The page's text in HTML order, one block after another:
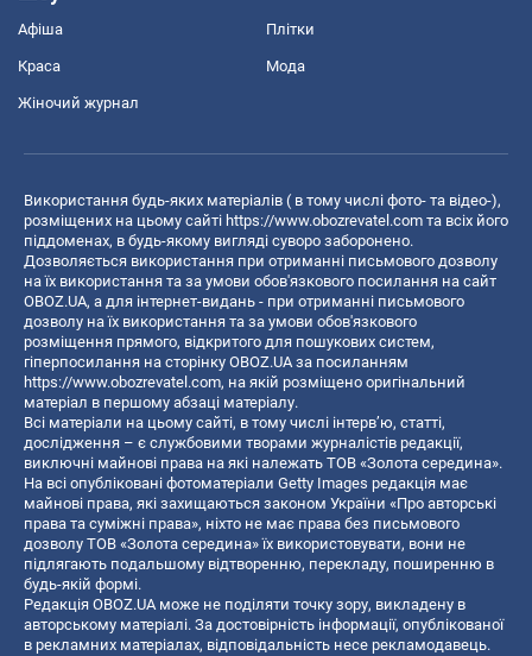
Афіша Плітки
Краса Мода
Жіночий журнал
Використання будь-яких матеріалів ( в тому числі фото- та відео-),
розміщених на цьому сайті https://www.obozrevatel.com та всіх його
піддоменах, в будь-якому вигляді суворо заборонено.
Дозволяється використання при отриманні письмового дозволу
на їх використання та за умови обов'язкового посилання на сайт
OBOZ.UA, а для інтернет-видань - при отриманні письмового
дозволу на їх використання та за умови обов'язкового
розміщення прямого, відкритого для пошукових систем,
гіперпосилання на сторінку OBOZ.UA за посиланням
https://www.obozrevatel.com, на якій розміщено оригінальний
матеріал в першому абзаці матеріалу.
Всі матеріали на цьому сайті, в тому числі інтерв’ю, статті,
дослідження – є службовими творами журналістів редакції,
виключні майнові права на які належать ТОВ «Золота середина».
На всі опубліковані фотоматеріали Getty Images редакція має
майнові права, які захищаються законом України «Про авторські
права та суміжні права», ніхто не має права без письмового
дозволу ТОВ «Золота середина» їх використовувати, вони не
підлягають подальшому відтворенню, перекладу, поширенню в
будь-якій формі.
Редакція OBOZ.UA може не поділяти точку зору, викладену в
авторському матеріалі. За достовірність інформації, опублікованої
в рекламних матеріалах, відповідальність несе рекламодавець.